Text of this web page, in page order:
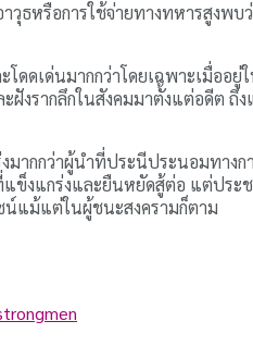
หรือการใช้จ่ายทางทหารสูงพ
ด่นมากกว่าโดยเฉพาะเมื่ออยู่
รากลึกในสังคมมาตั้งแต่อดีต ถึ
กว่าผู้นำที่ประนีประนอมทาง
งแกร่งและยืนหยัดสู้ต่อ แต่ปร
น์แม้แต่ในผู้ชนะสงครามก็ตาม